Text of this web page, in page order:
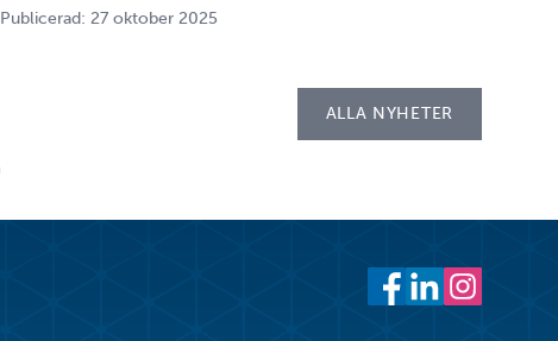
under tio veckor i höst gör hon både sin praktik, även
Publicerad: 27 oktober 2025
ALLA NYHETER